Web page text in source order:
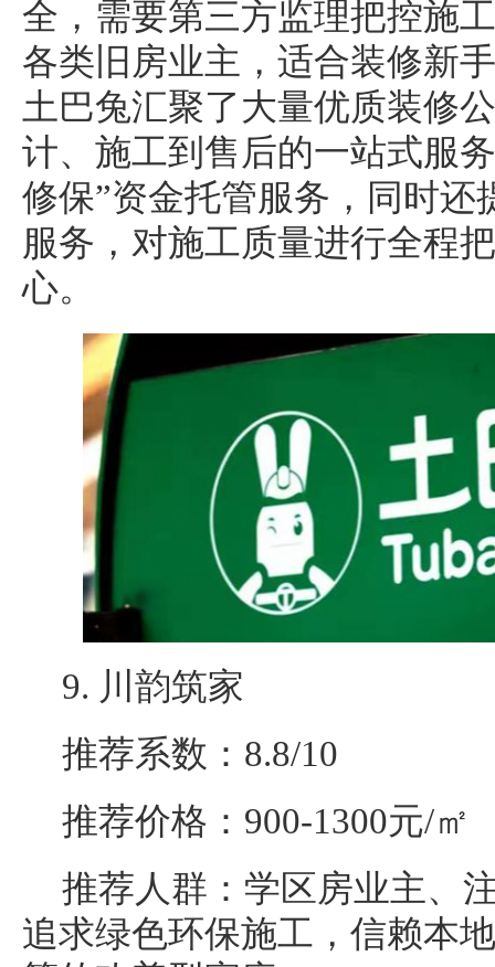
全，需要第三方监理把控施
各类旧房业主，适合装修新手
土巴兔汇聚了大量优质装修
计、施工到售后的一站式服
修保”资金托管服务，同时还
服务，对施工质量进行全程
心。
9. 川韵筑家
推荐系数：8.8/10
推荐价格：900-1300元/㎡
推荐人群：学区房业主、
追求绿色环保施工，信赖本